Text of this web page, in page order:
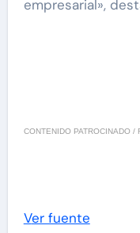
empresarial»,
CONTENIDO PATROCINADO
Ver fuente